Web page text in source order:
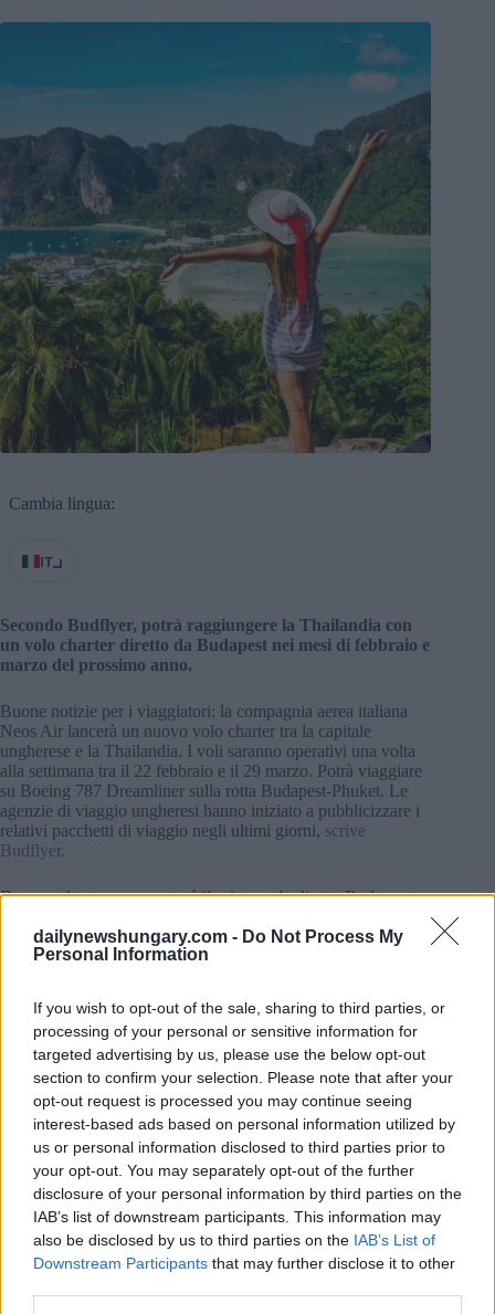
dailynewshungary.com - Do Not Process My
Personal Information
If you wish to opt-out of the sale, sharing to third parties, or
processing of your personal or sensitive information for
targeted advertising by us, please use the below opt-out
section to confirm your selection. Please note that after your
opt-out request is processed you may continue seeing
interest-based ads based on personal information utilized by
us or personal information disclosed to third parties prior to
your opt-out. You may separately opt-out of the further
disclosure of your personal information by third parties on the
IAB’s list of downstream participants. This information may
also be disclosed by us to third parties on the IAB’s List of
Downstream Participants that may further disclose it to other
Cambia lingua:
IT
Secondo Budflyer, potrà raggiungere la Thailandia con
un volo charter diretto da Budapest nei mesi di febbraio e
marzo del prossimo anno.
Buone notizie per i viaggiatori: la compagnia aerea italiana
Neos Air lancerà un nuovo volo charter tra la capitale
ungherese e la Thailandia. I voli saranno operativi una volta
alla settimana tra il 22 febbraio e il 29 marzo. Potrà viaggiare
su Boeing 787 Dreamliner sulla rotta Budapest-Phuket. Le
agenzie di viaggio ungheresi hanno iniziato a pubblicizzare i
relativi pacchetti di viaggio negli ultimi giorni, scrive
Budflyer.
Dopo molto tempo, questo è il primo volo diretto Budapest-
che i passeggeri preferirebbero soprattutto un volo diretto
Budapest-Bangkok.